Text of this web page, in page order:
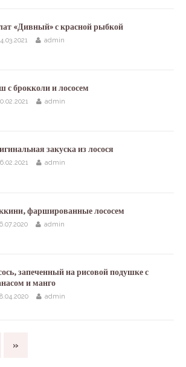
«Дивный» с красной рыбкой
admin
с брокколи и лососем
admin
закуска из лосося
admin
фаршированные лососем
admin
запеченный на рисовой подушке с
и манго
admin
»